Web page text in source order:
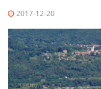
2017-12-20